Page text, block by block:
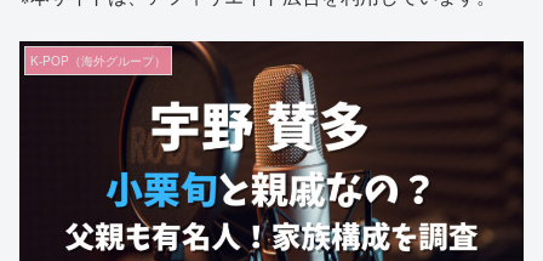
K-POP（海外グループ）